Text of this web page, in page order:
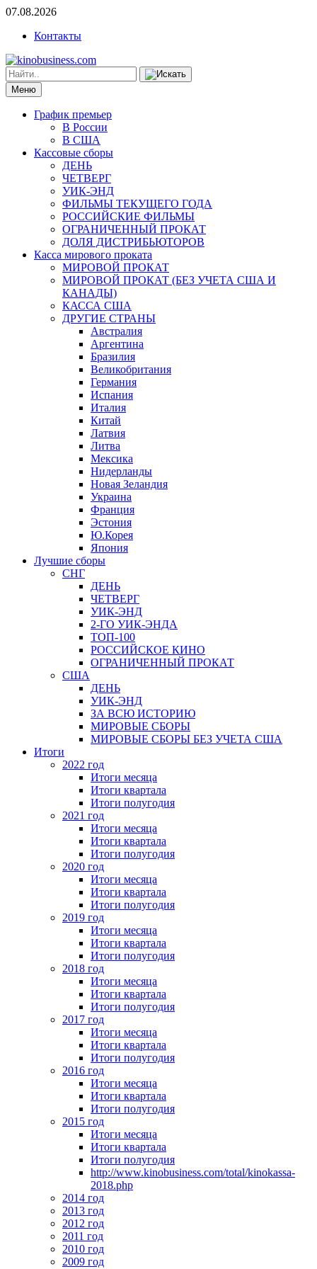
07.08.2026
Контакты
Меню
График премьер
В России
В США
Кассовые сборы
ДЕНЬ
ЧЕТВЕРГ
УИК-ЭНД
ФИЛЬМЫ ТЕКУЩЕГО ГОДА
РОССИЙСКИЕ ФИЛЬМЫ
ОГРАНИЧЕННЫЙ ПРОКАТ
ДОЛЯ ДИСТРИБЬЮТОРОВ
Касса мирового проката
МИРОВОЙ ПРОКАТ
МИРОВОЙ ПРОКАТ (БЕЗ УЧЕТА США И
КАНАДЫ)
КАССА США
ДРУГИЕ СТРАНЫ
Австралия
Аргентина
Бразилия
Великобритания
Германия
Испания
Италия
Китай
Латвия
Литва
Мексика
Нидерланды
Новая Зеландия
Украина
Франция
Эстония
Ю.Корея
Япония
Лучшие сборы
СНГ
ДЕНЬ
ЧЕТВЕРГ
УИК-ЭНД
2-ГО УИК-ЭНДА
ТОП-100
РОССИЙСКОЕ КИНО
ОГРАНИЧЕННЫЙ ПРОКАТ
США
ДЕНЬ
УИК-ЭНД
ЗА ВСЮ ИСТОРИЮ
МИРОВЫЕ СБОРЫ
МИРОВЫЕ СБОРЫ БЕЗ УЧЕТА США
Итоги
2022 год
Итоги месяца
Итоги квартала
Итоги полугодия
2021 год
Итоги месяца
Итоги квартала
Итоги полугодия
2020 год
Итоги месяца
Итоги квартала
Итоги полугодия
2019 год
Итоги месяца
Итоги квартала
Итоги полугодия
2018 год
Итоги месяца
Итоги квартала
Итоги полугодия
2017 год
Итоги месяца
Итоги квартала
Итоги полугодия
2016 год
Итоги месяца
Итоги квартала
Итоги полугодия
2015 год
Итоги месяца
Итоги квартала
Итоги полугодия
http://www.kinobusiness.com/total/kinokassa-
2018.php
2014 год
2013 год
2012 год
2011 год
2010 год
2009 год